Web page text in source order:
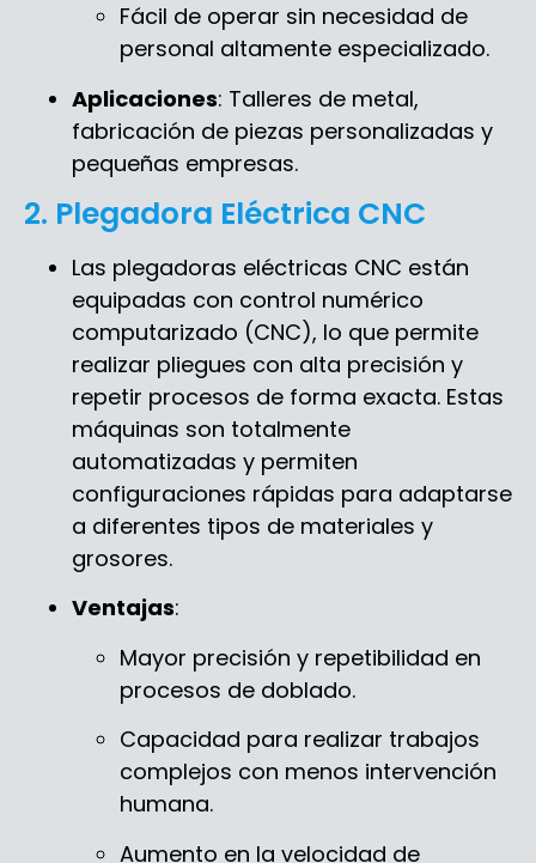
Fácil de operar sin necesidad de
personal altamente especializado.
Aplicaciones: Talleres de metal,
fabricación de piezas personalizadas y
pequeñas empresas.
2. Plegadora Eléctrica CNC
Las plegadoras eléctricas CNC están
equipadas con control numérico
computarizado (CNC), lo que permite
realizar pliegues con alta precisión y
repetir procesos de forma exacta. Estas
máquinas son totalmente
automatizadas y permiten
configuraciones rápidas para adaptarse
a diferentes tipos de materiales y
grosores.
Ventajas:
Mayor precisión y repetibilidad en
procesos de doblado.
Capacidad para realizar trabajos
complejos con menos intervención
humana.
Aumento en la velocidad de